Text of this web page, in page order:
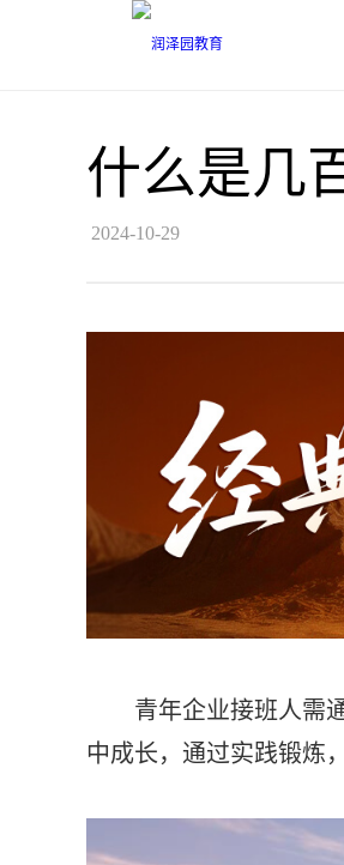
什么是几
2024-10-29
青年企业接班人需通
中成长，通过实践锻炼